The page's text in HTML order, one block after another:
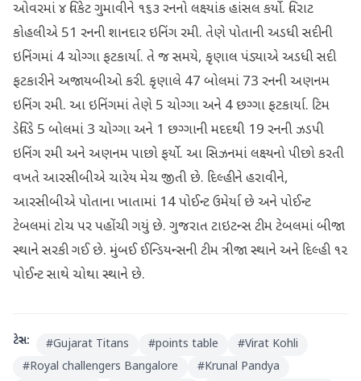
ઓવરમાં ૪ વિકેટ ગુમાવીને ૧૬૩ રનનો લક્ષ્યાંક હાંસલ કર્યો. વિરાટ
કોહલીએ 51 રનની શાનદાર ઇનિંગ રમી. તેણે પોતાની અડધી સદીની
ઇનિંગમાં 4 ચોગ્ગા ફટકાર્યા. તે જ સમયે, કૃણાલ પંડ્યાએ અડધી સદી
ફટકારીને અજાયબીઓ કરી. કૃણાલે 47 બોલમાં 73 રનની અણનમ
ઇનિંગ રમી. આ ઇનિંગમાં તેણે 5 ચોગ્ગા અને 4 છગ્ગા ફટકાર્યા. ટિમ
ડેવિડે 5 બોલમાં 3 ચોગ્ગા અને 1 છગ્ગાની મદદથી 19 રનની ઝડપી
ઇનિંગ રમી અને અણનમ પાછો ફર્યો. આ સિઝનમાં લક્ષ્યનો પીછો કરતી
વખતે આરસીબીએ ચારેય મેચ જીતી છે. દિલ્હીને હરાવીને,
આરસીબીએ પોતાના ખાતામાં 14 પોઈન્ટ ઉમેર્યા છે અને પોઈન્ટ
ટેબલમાં ટોચ પર પહોંચી ગયું છે. ગુજરાત ટાઇટન્સ ટીમ ટેબલમાં બીજા
સ્થાને સરકી ગઈ છે. મુંબઈ ઈન્ડિયન્સની ટીમ ત્રીજા સ્થાને અને દિલ્હી ૧૨
પોઈન્ટ સાથે ચોથા સ્થાને છે.
ટેગ્સ: #Gujarat Titans #points table #Virat Kohli
#Royal challengers Bangalore #Krunal Pandya